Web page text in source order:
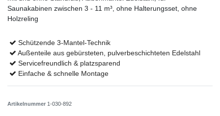
Saunakabinen zwischen 3 - 11 m³, ohne Halterungsset, ohne
Holzreling
Schützende 3-Mantel-Technik
Außenteile aus gebürsteten, pulverbeschichteten Edelstahl
Servicefreundlich & platzsparend
Einfache & schnelle Montage
Artikelnummer 1-030-892